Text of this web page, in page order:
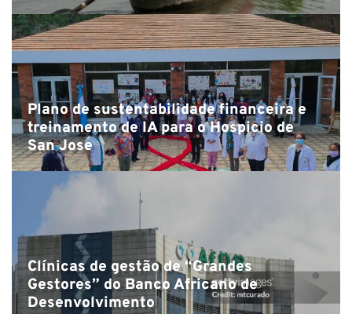
Plano de sustentabilidade financeira e
treinamento de IA para o Hospicio de
San Jose
Clínicas de gestão de “Grandes
Gestores” do Banco Africano de
Desenvolvimento